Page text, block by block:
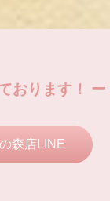
おります！ ー
森店LINE